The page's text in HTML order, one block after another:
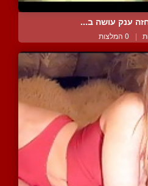
ענק עושה ב...
| 0 המלצות